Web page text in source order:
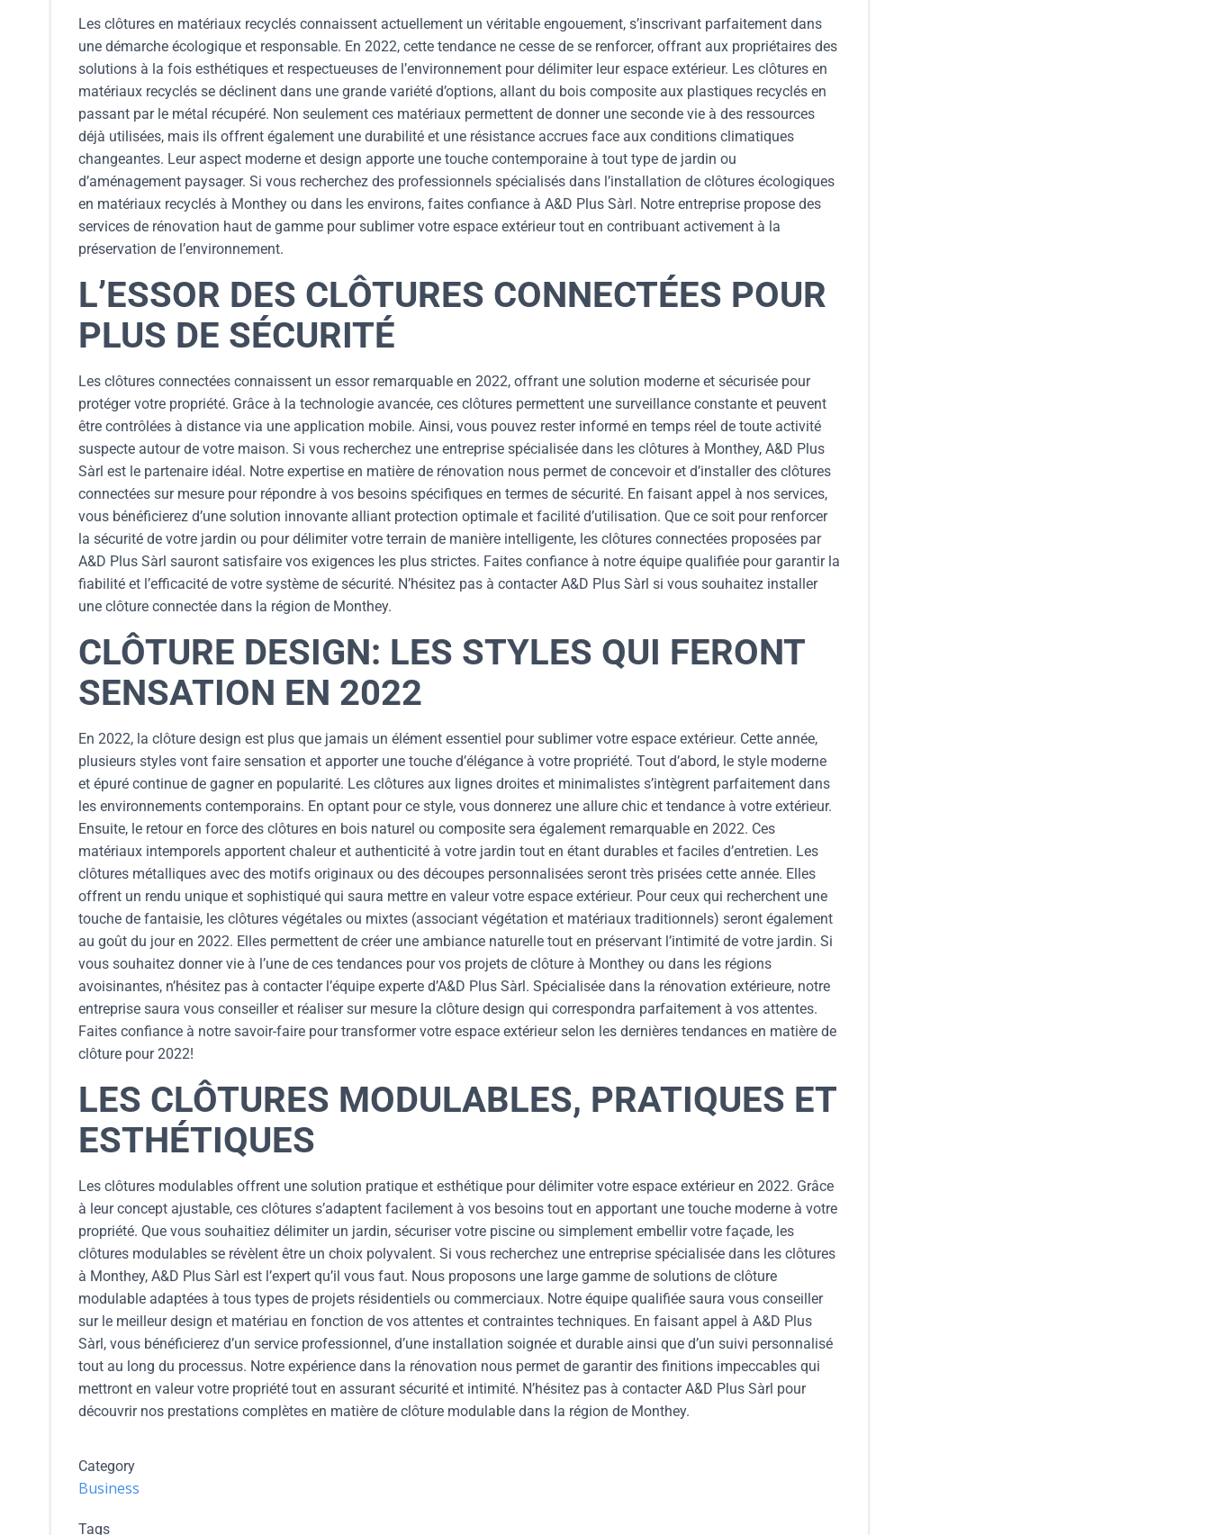
Les clôtures en matériaux recyclés connaissent actuellement un véritable engouement, s’inscrivant parfaitement dans
une démarche écologique et responsable. En 2022, cette tendance ne cesse de se renforcer, offrant aux propriétaires des
solutions à la fois esthétiques et respectueuses de l’environnement pour délimiter leur espace extérieur. Les clôtures en
matériaux recyclés se déclinent dans une grande variété d’options, allant du bois composite aux plastiques recyclés en
passant par le métal récupéré. Non seulement ces matériaux permettent de donner une seconde vie à des ressources
déjà utilisées, mais ils offrent également une durabilité et une résistance accrues face aux conditions climatiques
changeantes. Leur aspect moderne et design apporte une touche contemporaine à tout type de jardin ou
d’aménagement paysager. Si vous recherchez des professionnels spécialisés dans l’installation de clôtures écologiques
en matériaux recyclés à Monthey ou dans les environs, faites confiance à A&D Plus Sàrl. Notre entreprise propose des
services de rénovation haut de gamme pour sublimer votre espace extérieur tout en contribuant activement à la
préservation de l’environnement.
L’ESSOR DES CLÔTURES CONNECTÉES POUR
PLUS DE SÉCURITÉ
Les clôtures connectées connaissent un essor remarquable en 2022, offrant une solution moderne et sécurisée pour
protéger votre propriété. Grâce à la technologie avancée, ces clôtures permettent une surveillance constante et peuvent
être contrôlées à distance via une application mobile. Ainsi, vous pouvez rester informé en temps réel de toute activité
suspecte autour de votre maison. Si vous recherchez une entreprise spécialisée dans les clôtures à Monthey, A&D Plus
Sàrl est le partenaire idéal. Notre expertise en matière de rénovation nous permet de concevoir et d’installer des clôtures
connectées sur mesure pour répondre à vos besoins spécifiques en termes de sécurité. En faisant appel à nos services,
vous bénéficierez d’une solution innovante alliant protection optimale et facilité d’utilisation. Que ce soit pour renforcer
la sécurité de votre jardin ou pour délimiter votre terrain de manière intelligente, les clôtures connectées proposées par
A&D Plus Sàrl sauront satisfaire vos exigences les plus strictes. Faites confiance à notre équipe qualifiée pour garantir la
fiabilité et l’efficacité de votre système de sécurité. N’hésitez pas à contacter A&D Plus Sàrl si vous souhaitez installer
une clôture connectée dans la région de Monthey.
CLÔTURE DESIGN: LES STYLES QUI FERONT
SENSATION EN 2022
En 2022, la clôture design est plus que jamais un élément essentiel pour sublimer votre espace extérieur. Cette année,
plusieurs styles vont faire sensation et apporter une touche d’élégance à votre propriété. Tout d’abord, le style moderne
et épuré continue de gagner en popularité. Les clôtures aux lignes droites et minimalistes s’intègrent parfaitement dans
les environnements contemporains. En optant pour ce style, vous donnerez une allure chic et tendance à votre extérieur.
Ensuite, le retour en force des clôtures en bois naturel ou composite sera également remarquable en 2022. Ces
matériaux intemporels apportent chaleur et authenticité à votre jardin tout en étant durables et faciles d’entretien. Les
clôtures métalliques avec des motifs originaux ou des découpes personnalisées seront très prisées cette année. Elles
offrent un rendu unique et sophistiqué qui saura mettre en valeur votre espace extérieur. Pour ceux qui recherchent une
touche de fantaisie, les clôtures végétales ou mixtes (associant végétation et matériaux traditionnels) seront également
au goût du jour en 2022. Elles permettent de créer une ambiance naturelle tout en préservant l’intimité de votre jardin. Si
vous souhaitez donner vie à l’une de ces tendances pour vos projets de clôture à Monthey ou dans les régions
avoisinantes, n’hésitez pas à contacter l’équipe experte d’A&D Plus Sàrl. Spécialisée dans la rénovation extérieure, notre
entreprise saura vous conseiller et réaliser sur mesure la clôture design qui correspondra parfaitement à vos attentes.
Faites confiance à notre savoir-faire pour transformer votre espace extérieur selon les dernières tendances en matière de
clôture pour 2022!
LES CLÔTURES MODULABLES, PRATIQUES ET
ESTHÉTIQUES
Les clôtures modulables offrent une solution pratique et esthétique pour délimiter votre espace extérieur en 2022. Grâce
à leur concept ajustable, ces clôtures s’adaptent facilement à vos besoins tout en apportant une touche moderne à votre
propriété. Que vous souhaitiez délimiter un jardin, sécuriser votre piscine ou simplement embellir votre façade, les
clôtures modulables se révèlent être un choix polyvalent. Si vous recherchez une entreprise spécialisée dans les clôtures
à Monthey, A&D Plus Sàrl est l’expert qu’il vous faut. Nous proposons une large gamme de solutions de clôture
modulable adaptées à tous types de projets résidentiels ou commerciaux. Notre équipe qualifiée saura vous conseiller
sur le meilleur design et matériau en fonction de vos attentes et contraintes techniques. En faisant appel à A&D Plus
Sàrl, vous bénéficierez d’un service professionnel, d’une installation soignée et durable ainsi que d’un suivi personnalisé
tout au long du processus. Notre expérience dans la rénovation nous permet de garantir des finitions impeccables qui
mettront en valeur votre propriété tout en assurant sécurité et intimité. N’hésitez pas à contacter A&D Plus Sàrl pour
découvrir nos prestations complètes en matière de clôture modulable dans la région de Monthey.
Category
Business
Tags